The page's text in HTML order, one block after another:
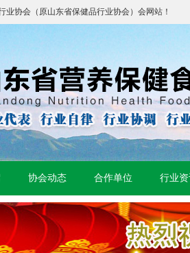
业协会（原山东省保健品行业协会）会网站！
协会动态 合作单位 行业